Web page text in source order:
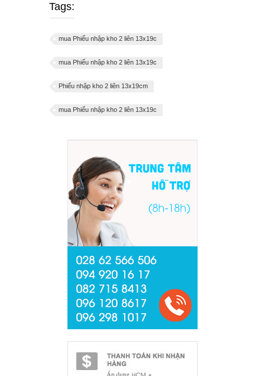
Tags:
mua Phiếu nhập kho 2 liên 13x19c
mua Phiếu nhập kho 2 liên 13x19c
Phiếu nhập kho 2 liên 13x19cm
mua Phiếu nhập kho 2 liên 13x19c